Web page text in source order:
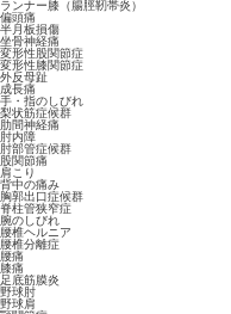
ランナー膝（腸脛靭帯炎）
偏頭痛
半月板損傷
坐骨神経痛
変形性股関節症
変形性膝関節症
外反母趾
成長痛
手・指のしびれ
梨状筋症候群
肋間神経痛
肘内障
肘部管症候群
股関節痛
肩こり
背中の痛み
胸郭出口症候群
脊柱管狭窄症
腕のしびれ
腰椎ヘルニア
腰椎分離症
腰痛
膝痛
足底筋膜炎
野球肘
野球肩